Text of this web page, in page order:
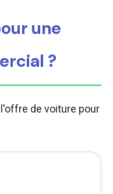
une
?
de voiture pour